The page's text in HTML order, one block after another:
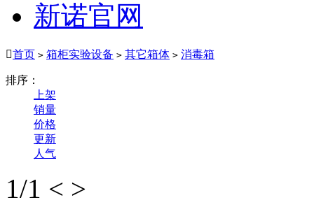
新诺官网
首页 > 箱柜实验设备 > 其它箱体 > 消毒箱
排序：
上架
销量
价格
更新
人气
1/1 < >